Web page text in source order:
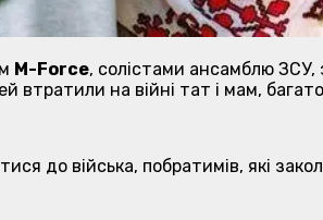
M-Force, солістами ансамблю ЗСУ,
втратили на війні тат і мам,
до війська, побратимів, які